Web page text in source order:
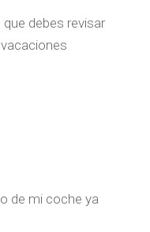
debes revisar
de mi coche ya